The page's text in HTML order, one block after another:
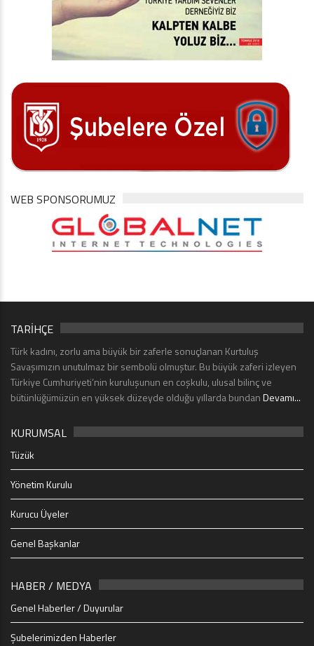
WEB SPONSORUMUZ
TARİHÇE
Türk kadını, zorlu ama büyük bir zaferle sonuçlanan Kurtuluş
Savaşımızın unutulmaz bir sembolü olmuştur. Bu büyük zaferi izleyen
Türkiye Cumhuriyeti’nin kuruluşunun en coşkulu, ulusal bilinç ve
bütünlüğümüzün en yüksek düzeyde olduğu yıllarda bundanDevamı...
KURUMSAL
Tüzük
Yönetim Kurulu
Kurucu Üyeler
Genel Başkanlar
HABER / MEDYA
Genel Haberler / Duyurular
Şubelerimizden Haberler